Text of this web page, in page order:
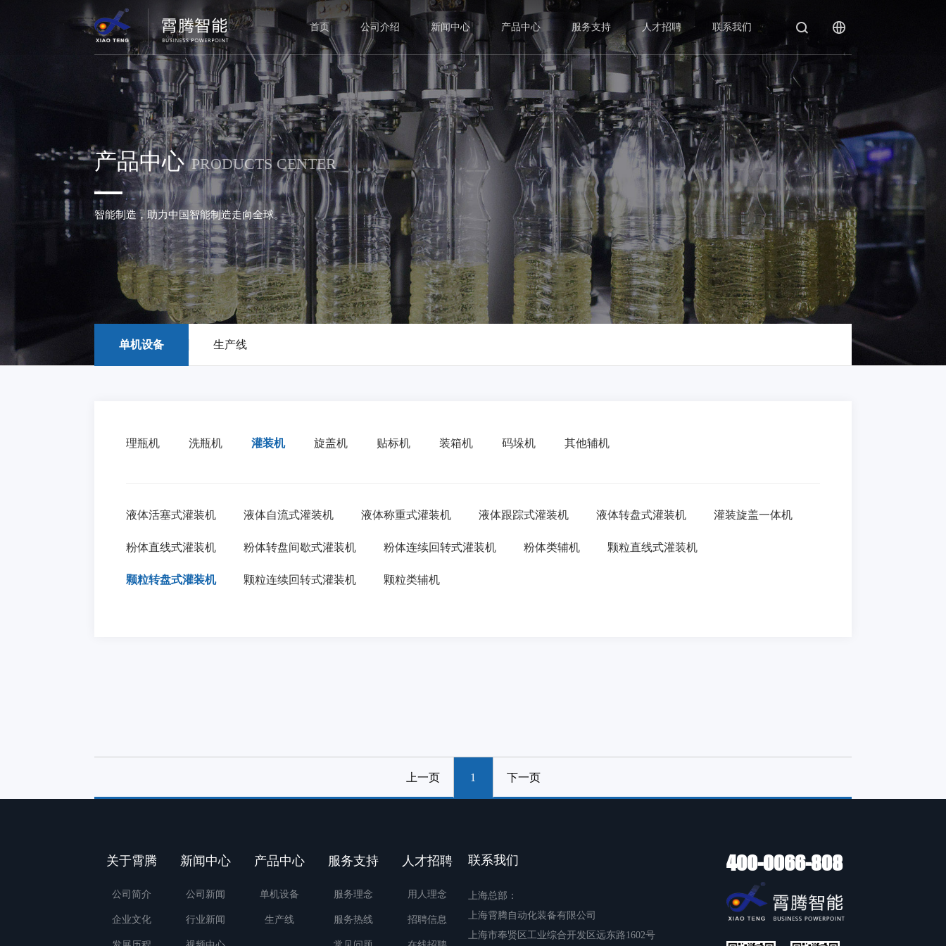
首页 公司介绍 新闻中心 产品中心 服务支持 人才招聘 联系我们
旋盖机
贴标机
装箱机
理瓶机 洗瓶机 灌装机
企业文化 发展历程 荣誉资质 厂房厂貌
客户目录
行业新闻 视频中心
服务热线 常见问题 下载中心
招聘信息 在线招聘
电子地图 在线留言
产品中心 PRODUCTS CENTER
智能制造，助力中国智能制造走向全球。
单机设备 生产线
理瓶机 洗瓶机 灌装机 旋盖机 贴标机 装箱机 码垛机 其他辅机
液体活塞式灌装机 液体自流式灌装机 液体称重式灌装机 液体跟踪式灌装机 液体转盘式灌装机 灌装旋盖一体机
粉体直线式灌装机 粉体转盘间歇式灌装机 粉体连续回转式灌装机 粉体类辅机 颗粒直线式灌装机
颗粒转盘式灌装机 颗粒连续回转式灌装机 颗粒类辅机
上一页 1 下一页
关于霄腾
公司简介
企业文化
新闻中心
公司新闻
行业新闻
产品中心
单机设备
生产线
服务支持
服务理念
服务热线
人才招聘
用人理念
招聘信息
联系我们
上海总部：
上海霄腾自动化装备有限公司
上海市奉贤区工业综合开发区远东路1602号
400-0066-808